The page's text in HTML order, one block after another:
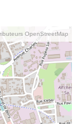
OpenStreetMap